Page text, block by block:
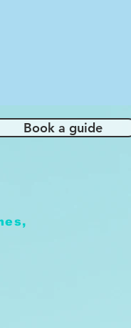
Book a guide